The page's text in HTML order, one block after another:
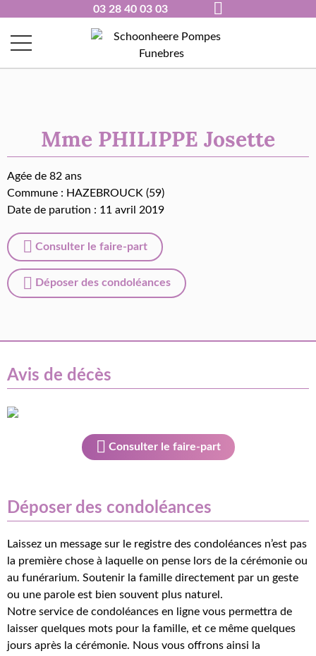
03 28 40 03 03
Mme PHILIPPE Josette
Agée de 82 ans
Commune : HAZEBROUCK (59)
Date de parution : 11 avril 2019
Consulter le faire-part
Déposer des condoléances
Avis de décès
Consulter le faire-part
Déposer des condoléances
Laissez un message sur le registre des condoléances n’est pas
la première chose à laquelle on pense lors de la cérémonie ou
au funérarium. Soutenir la famille directement par un geste
ou une parole est bien souvent plus naturel.
Notre service de condoléances en ligne vous permettra de
laisser quelques mots pour la famille, et ce même quelques
jours après la cérémonie. Nous vous offrons ainsi la